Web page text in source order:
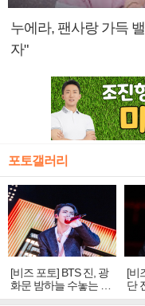
누에라, 팬사랑 가득
자"
포토갤러리
[비즈 포토] BTS 진, 광
화문 밤하늘 수놓는 '비
주얼 킹'의 열창
[비
단
빛